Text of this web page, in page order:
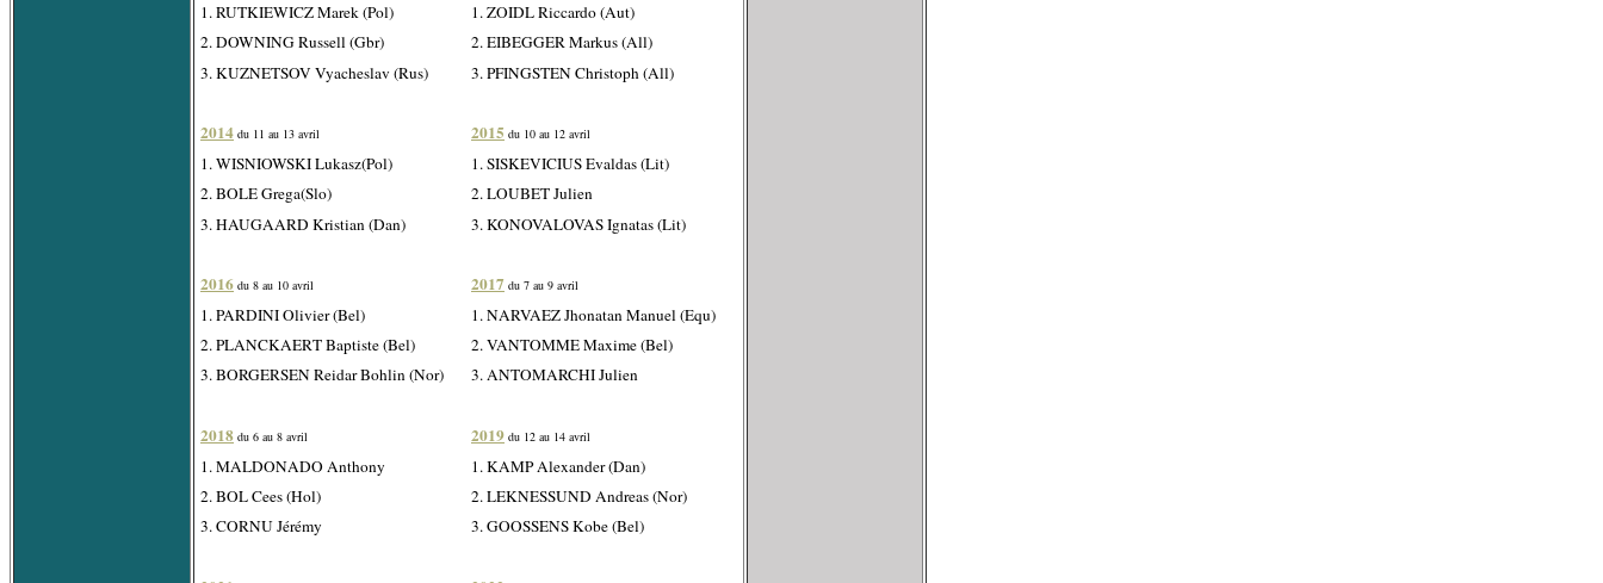
1. RUTKIEWICZ Marek (Pol)
2. DOWNING Russell (Gbr)
3. KUZNETSOV Vyacheslav (Rus)
2014 du 11 au 13 avril
1. WISNIOWSKI Lukasz(Pol)
2. BOLE Grega(Slo)
3. HAUGAARD Kristian (Dan)
2016 du 8 au 10 avril
1. PARDINI Olivier (Bel)
2. PLANCKAERT Baptiste (Bel)
3. BORGERSEN Reidar Bohlin (Nor)
2018 du 6 au 8 avril
1. MALDONADO Anthony
2. BOL Cees (Hol)
3. CORNU Jérémy
1. ZOIDL Riccardo (Aut)
2. EIBEGGER Markus (All)
3. PFINGSTEN Christoph (All)
2015 du 10 au 12 avril
1. SISKEVICIUS Evaldas (Lit)
2. LOUBET Julien
3. KONOVALOVAS Ignatas (Lit)
2017 du 7 au 9 avril
1. NARVAEZ Jhonatan Manuel (Equ)
2. VANTOMME Maxime (Bel)
3. ANTOMARCHI Julien
2019 du 12 au 14 avril
1. KAMP Alexander (Dan)
2. LEKNESSUND Andreas (Nor)
3. GOOSSENS Kobe (Bel)